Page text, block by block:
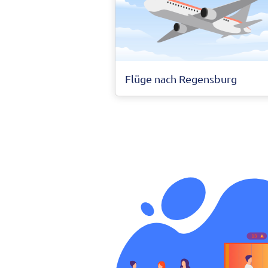
Flüge nach Regensburg